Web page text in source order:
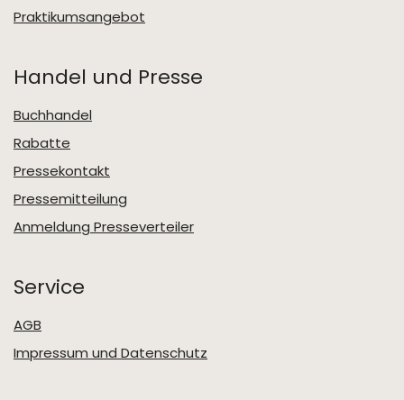
Praktikumsangebot
Handel und Presse
Buchhandel
Rabatte
Pressekontakt
Pressemitteilung
Anmeldung Presseverteiler
Service
AGB
Impressum und Datenschutz